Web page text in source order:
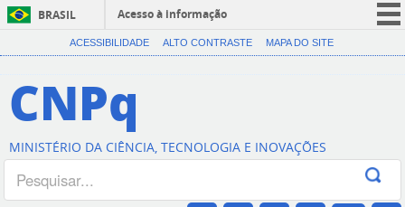
BRASIL
Acesso à informação
CORONAVÍRUS (COVID-19)
Canais
ACESSIBILIDADE ALTO CONTRASTE MAPA DO SITE
CNPq
MINISTÉRIO DA CIÊNCIA, TECNOLOGIA E INOVAÇÕES